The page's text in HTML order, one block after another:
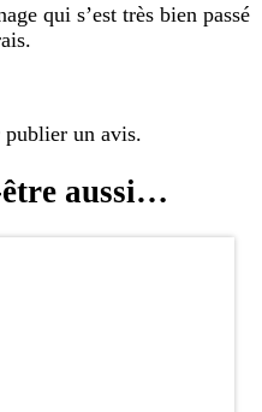
qui s’est très bien passé
publier un avis.
aussi…